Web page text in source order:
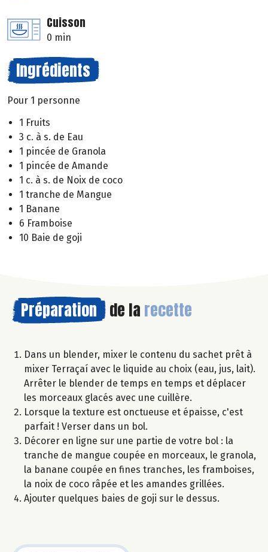
Cuisson
0 min
Ingrédients
Pour 1 personne
1 Fruits
3 c. à s. de Eau
1 pincée de Granola
1 pincée de Amande
1 c. à s. de Noix de coco
1 tranche de Mangue
1 Banane
6 Framboise
10 Baie de goji
Préparation de la recette
Dans un blender, mixer le contenu du sachet prêt à
mixer Terraçaí avec le liquide au choix (eau, jus, lait).
Arrêter le blender de temps en temps et déplacer
les morceaux glacés avec une cuillère.
Lorsque la texture est onctueuse et épaisse, c'est
parfait ! Verser dans un bol.
Décorer en ligne sur une partie de votre bol : la
tranche de mangue coupée en morceaux, le granola,
la banane coupée en fines tranches, les framboises,
la noix de coco râpée et les amandes grillées.
Ajouter quelques baies de goji sur le dessus.